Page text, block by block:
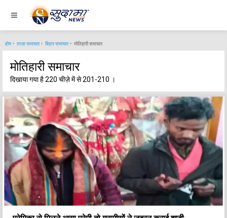
होम ताज़ा समाचार बिहार समाचार मोतिहारी समाचार
मोतिहारी समाचार
दिखाया गया है 220 चीज़े में से 201-210 ।